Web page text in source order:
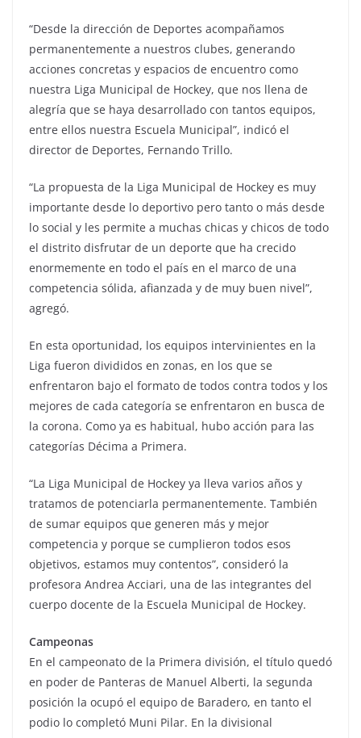
“Desde la dirección de Deportes acompañamos
permanentemente a nuestros clubes, generando
acciones concretas y espacios de encuentro como
nuestra Liga Municipal de Hockey, que nos llena de
alegría que se haya desarrollado con tantos equipos,
entre ellos nuestra Escuela Municipal”, indicó el
director de Deportes, Fernando Trillo.
“La propuesta de la Liga Municipal de Hockey es muy
importante desde lo deportivo pero tanto o más desde
lo social y les permite a muchas chicas y chicos de todo
el distrito disfrutar de un deporte que ha crecido
enormemente en todo el país en el marco de una
competencia sólida, afianzada y de muy buen nivel”,
agregó.
En esta oportunidad, los equipos intervinientes en la
Liga fueron divididos en zonas, en los que se
enfrentaron bajo el formato de todos contra todos y los
mejores de cada categoría se enfrentaron en busca de
la corona. Como ya es habitual, hubo acción para las
categorías Décima a Primera.
“La Liga Municipal de Hockey ya lleva varios años y
tratamos de potenciarla permanentemente. También
de sumar equipos que generen más y mejor
competencia y porque se cumplieron todos esos
objetivos, estamos muy contentos”, consideró la
profesora Andrea Acciari, una de las integrantes del
cuerpo docente de la Escuela Municipal de Hockey.
Campeonas
En el campeonato de la Primera división, el título quedó
en poder de Panteras de Manuel Alberti, la segunda
posición la ocupó el equipo de Baradero, en tanto el
podio lo completó Muni Pilar. En la divisional